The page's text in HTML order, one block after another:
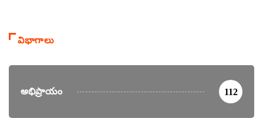
విభాగాలు
అభిప్రాయం 112